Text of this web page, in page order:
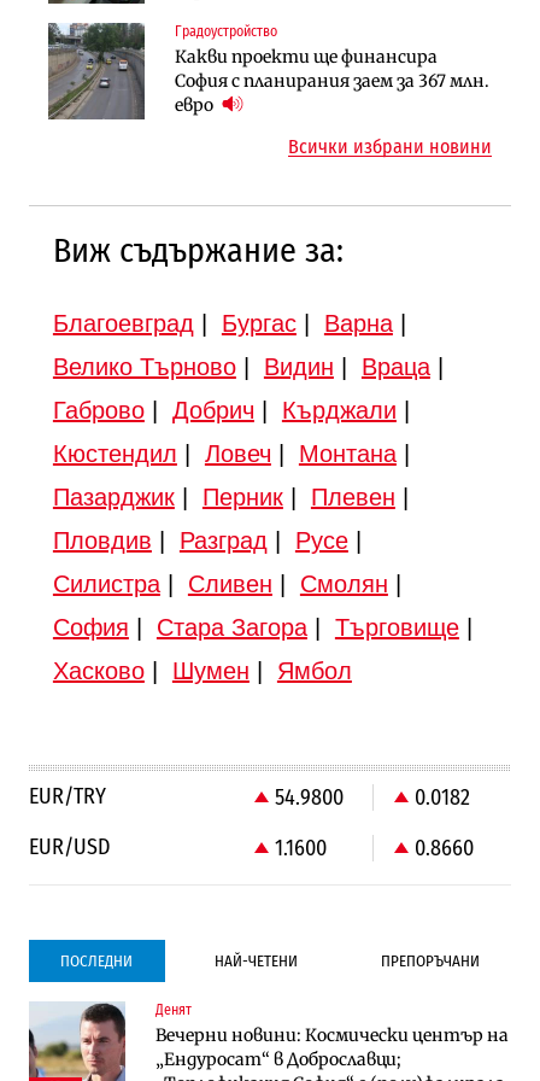
Градоустройство
Какви проекти ще финансира
София с планирания заем за 367 млн.
евро
Търново
Градоустройство
Шест кандидата с интерес към
Публични финанси
Регионалният министър поема „на
ръчно управление“ общинската
инвестиционна програма
Всички избрани новини
Виж съдържание за:
Благоевград Бургас| Варна|
Велико Търново| Видин Враца|
Габрово| Добрич Кърджали
Кюстендил
Ловеч Монтана|
Пазарджик| Перник| Плевен
Пловдив
Разград Русе|
Силистра| Сливен Смолян
София
Стара Загора| Търговище|
Хасково| Шумен Ямбол
EUR/TRY 54.9800
0.0182
EUR/USD
1.1600 0.8660
ПОСЛЕДНИ НАЙ-ЧЕТЕНИ ПРЕПОРЪЧАНИ
Денят
Вечерни новини: Космически център на
„Ендуросат“ в Доброславци;
Градоустройство
Столична община избра изпълнител за
преместването на трамвайното
Компании
Vivacom предлага над 150 устройства с
90% отстъпка през август